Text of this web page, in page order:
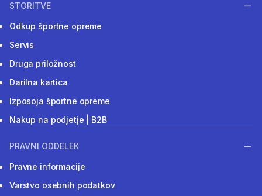
STORITVE
Odkup športne opreme
Servis
Druga priložnost
Darilna kartica
Izposoja športne opreme
Nakup na podjetje | B2B
PRAVNI ODDELEK
Pravne informacije
Varstvo osebnih podatkov